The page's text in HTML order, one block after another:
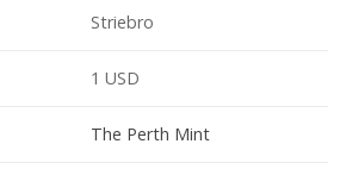
Striebro
1 USD
The Perth Mint